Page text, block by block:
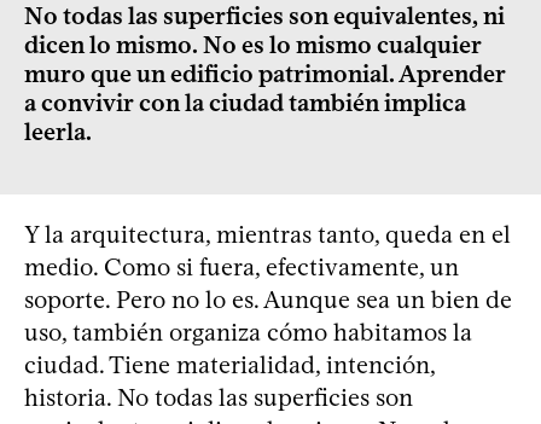
No todas las superficies son equivalentes, ni
dicen lo mismo. No es lo mismo cualquier
muro que un edificio patrimonial. Aprender
a convivir con la ciudad también implica
leerla.
Y la arquitectura, mientras tanto, queda en el
medio. Como si fuera, efectivamente, un
soporte. Pero no lo es. Aunque sea un bien de
uso, también organiza cómo habitamos la
ciudad. Tiene materialidad, intención,
historia. No todas las superficies son